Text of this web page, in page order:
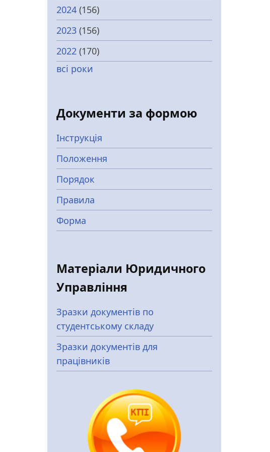
2024 (156)
2023 (156)
2022 (170)
всі роки
Документи за формою
Інструкція
Положення
Порядок
Правила
Форма
Матеріали Юридичного
Управління
Зразки документів по
студентському складу
Зразки документів для
працівників